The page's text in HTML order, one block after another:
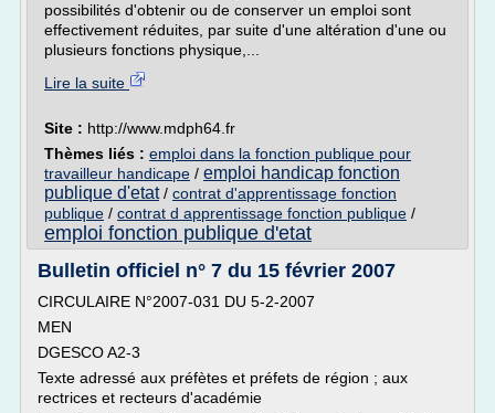
possibilités d'obtenir ou de conserver un emploi sont
effectivement réduites, par suite d'une altération d'une ou
plusieurs fonctions physique,...
Lire la suite
Site : http://www.mdph64.fr
Thèmes liés : emploi dans la fonction publique pour
travailleur handicape / emploi handicap fonction
publique d'etat/ contrat d'apprentissage fonction
publique / contrat d apprentissage fonction publique /
emploi fonction publique d'etat
Bulletin officiel n° 7 du 15 février 2007
CIRCULAIRE N°2007-031 DU 5-2-2007
MEN
DGESCO A2-3
Texte adressé aux préfètes et préfets de région ; aux
rectrices et recteurs d'académie